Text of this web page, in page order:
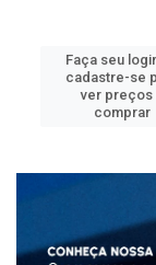
Faça seu
cadastre-se
ver preços
comprar